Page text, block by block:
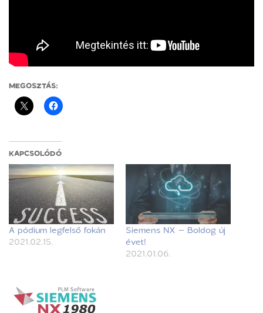
MEGOSZTÁS:
KAPCSOLÓDÓ
A pódium legfelső fokán
2021.02.15.
Siemens NX – Boldog új
évet!
2021.01.06.